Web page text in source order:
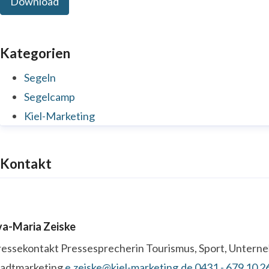
Kategorien
Segeln
Segelcamp
Kiel-Marketing
Kontakt
Maria Zeiske
Pressesprecherin Tourismus, Sport,